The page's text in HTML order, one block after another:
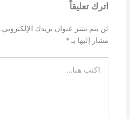
اترك تعليقاً
لن يتم نشر عنوان بريدك الإلكتروني.
مشار إليها بـ*
هنا...